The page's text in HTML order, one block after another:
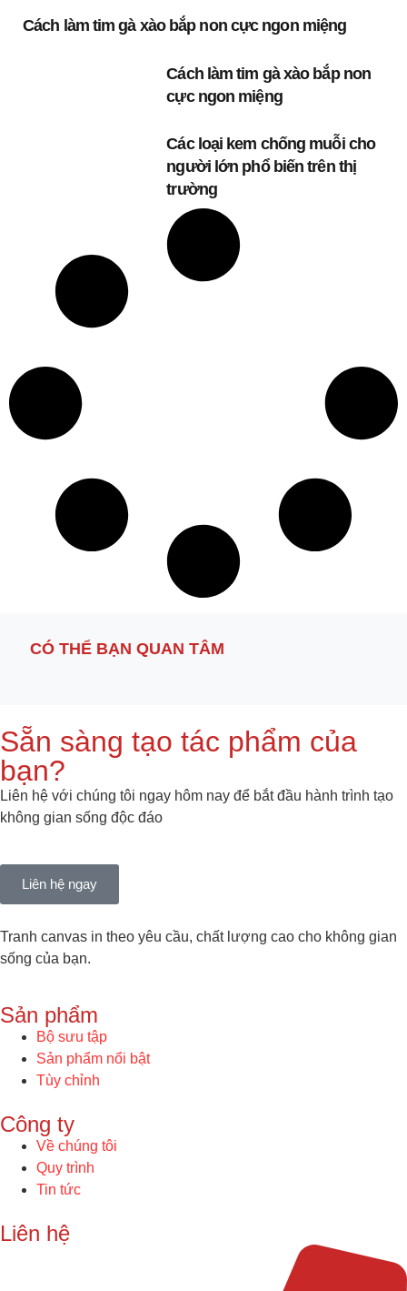
Cách làm tim gà xào bắp non cực ngon miệng
Cách làm tim gà xào bắp non
cực ngon miệng
Các loại kem chống muỗi cho
người lớn phổ biến trên thị
trường
CÓ THỂ BẠN QUAN TÂM
Sẵn sàng tạo tác phẩm của
bạn?
Liên hệ với chúng tôi ngay hôm nay để bắt đầu hành trình tạo
không gian sống độc đáo
Liên hệ ngay
Tranh canvas in theo yêu cầu, chất lượng cao cho không gian
sống của bạn.
Sản phẩm
Bộ sưu tập
Sản phẩm nổi bật
Tùy chỉnh
Công ty
Về chúng tôi
Quy trình
Tin tức
Liên hệ